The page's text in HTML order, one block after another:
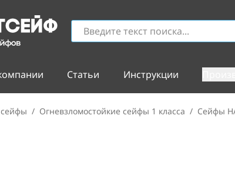
Статьи Инструкции
сейфы / Огневзломостойкие сейфы 1 класса / Сейфы